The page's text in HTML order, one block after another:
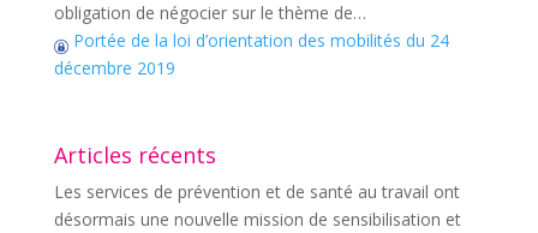
obligation de négocier sur le thème de…
Portée de la loi d’orientation des mobilités du 24
décembre 2019
Articles récents
Les services de prévention et de santé au travail ont
désormais une nouvelle mission de sensibilisation et